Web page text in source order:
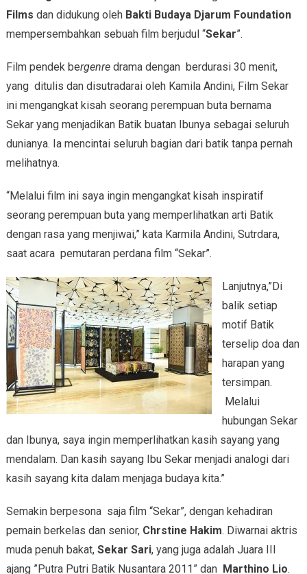
Films dan didukung oleh Bakti Budaya Djarum Foundation
mempersembahkan sebuah film berjudul “Sekar”.
Film pendek bergenredrama dengan berdurasi 30 menit,
yang ditulis dan disutradarai oleh Kamila Andini, Film Sekar
ini mengangkat kisah seorang perempuan buta bernama
Sekar yang menjadikan Batik buatan Ibunya sebagai seluruh
dunianya. Ia mencintai seluruh bagian dari batik tanpa pernah
melihatnya.
“Melalui film ini saya ingin mengangkat kisah inspiratif
seorang perempuan buta yang memperlihatkan arti Batik
dengan rasa yang menjiwai,” kata Karmila Andini, Sutrdara,
saat acara pemutaran perdana film “Sekar”.
Lanjutnya,”Di
balik setiap
motif Batik
terselip doa dan
harapan yang
tersimpan.
Melalui
hubungan Sekar
dan Ibunya, saya ingin memperlihatkan kasih sayang yang
mendalam. Dan kasih sayang Ibu Sekar menjadi analogi dari
kasih sayang kita dalam menjaga budaya kita.”
Semakin berpesona saja film “Sekar”, dengan kehadiran
pemain berkelas dan senior, Chrstine Hakim. Diwarnai aktris
muda penuh bakat, Sekar Sari, yang juga adalah Juara III
ajang ”Putra Putri Batik Nusantara 2011” dan Marthino Lio.